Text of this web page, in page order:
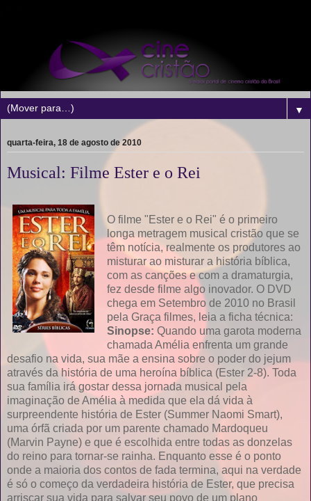
▼
quarta-feira, 18 de agosto de 2010
Musical: Filme Ester e o Rei
O filme "Ester e o Rei" é o primeiro
longa metragem musical cristão que se
têm notícia, realmente os produtores ao
misturar ao misturar a história bíblica,
com as canções e com a dramaturgia,
fez desde filme algo inovador. O DVD
chega em Setembro de 2010 no Brasil
pela Graça filmes, leia a ficha técnica:
Sinopse: Quando uma garota moderna
chamada Amélia enfrenta um grande
desafio na vida, sua mãe a ensina sobre o poder do jejum
através da história de uma heroína bíblica (Ester 2-8). Toda
sua família irá gostar dessa jornada musical pela
imaginação de Amélia à medida que ela dá vida à
surpreendente história de Ester (Summer Naomi Smart),
uma órfã criada por um parente chamado Mardoqueu
(Marvin Payne) e que é escolhida entre todas as donzelas
do reino para tornar-se rainha. Enquanto esse é o ponto
onde a maioria dos contos de fada termina, aqui na verdade
é só o começo da verdadeira história de Ester, que precisa
arriscar sua vida para salvar seu povo de um plano